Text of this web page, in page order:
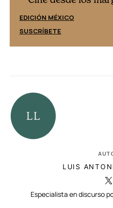
EDICIÓN MÉXICO
SUSCRÍBETE
LUIS
Especialista en discurso